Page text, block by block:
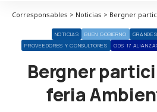
NOTICIAS BUEN GOBIERNO
PROVEEDORES Y CONSULTORES
ODS 17
Bergner
feria